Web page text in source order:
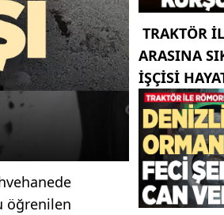
öğrenilen
TRAKTÖR
ARASINA
IŞÇISI